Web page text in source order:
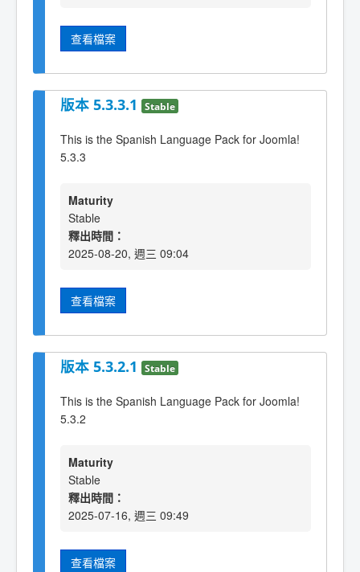
查看檔案
版本 5.3.3.1 Stable
This is the Spanish Language Pack for Joomla!
5.3.3
Maturity
Stable
釋出時間：
2025-08-20, 週三 09:04
查看檔案
版本 5.3.2.1 Stable
This is the Spanish Language Pack for Joomla!
5.3.2
Maturity
Stable
釋出時間：
2025-07-16, 週三 09:49
查看檔案